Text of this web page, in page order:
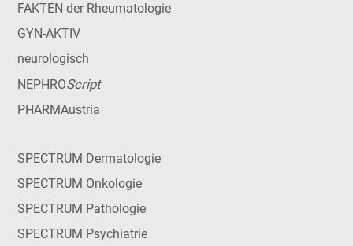
FAKTEN der Rheumatologie
GYN-AKTIV
neurologisch
NEPHROScript
PHARMAustria
SPECTRUM Dermatologie
SPECTRUM Onkologie
SPECTRUM Pathologie
SPECTRUM Psychiatrie